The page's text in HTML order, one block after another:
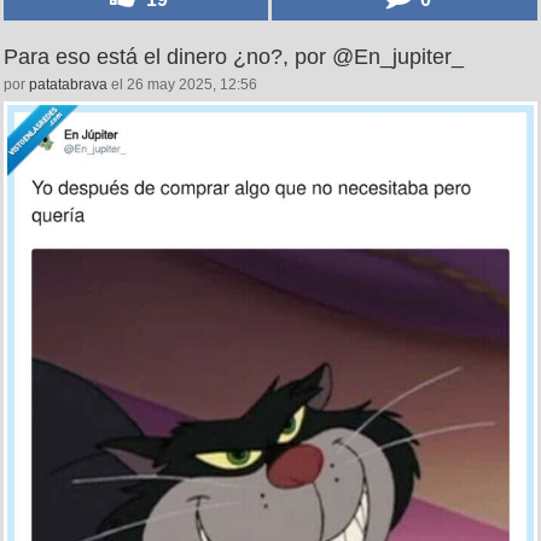
Para eso está el dinero ¿no?, por @En_jupiter_
por patatabrava el 26 may 2025, 12:56